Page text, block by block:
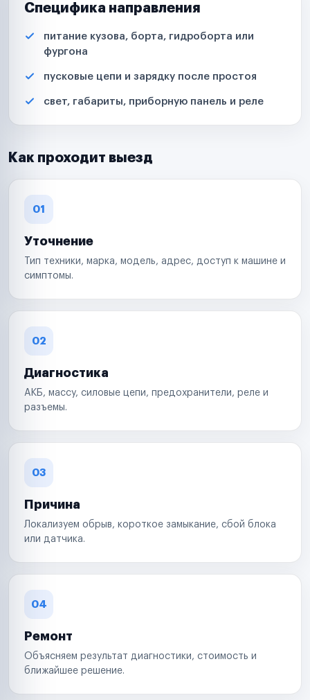
Специфика направления
питание кузова, борта, гидроборта или
фургона
пусковые цепи и зарядку после простоя
свет, габариты, приборную панель и реле
Как проходит выезд
01
Уточнение
Тип техники, марка, модель, адрес, доступ к машине и
симптомы.
02
Диагностика
АКБ, массу, силовые цепи, предохранители, реле и
разъемы.
03
Причина
Локализуем обрыв, короткое замыкание, сбой блока
или датчика.
04
Ремонт
Объясняем результат диагностики, стоимость и
ближайшее решение.